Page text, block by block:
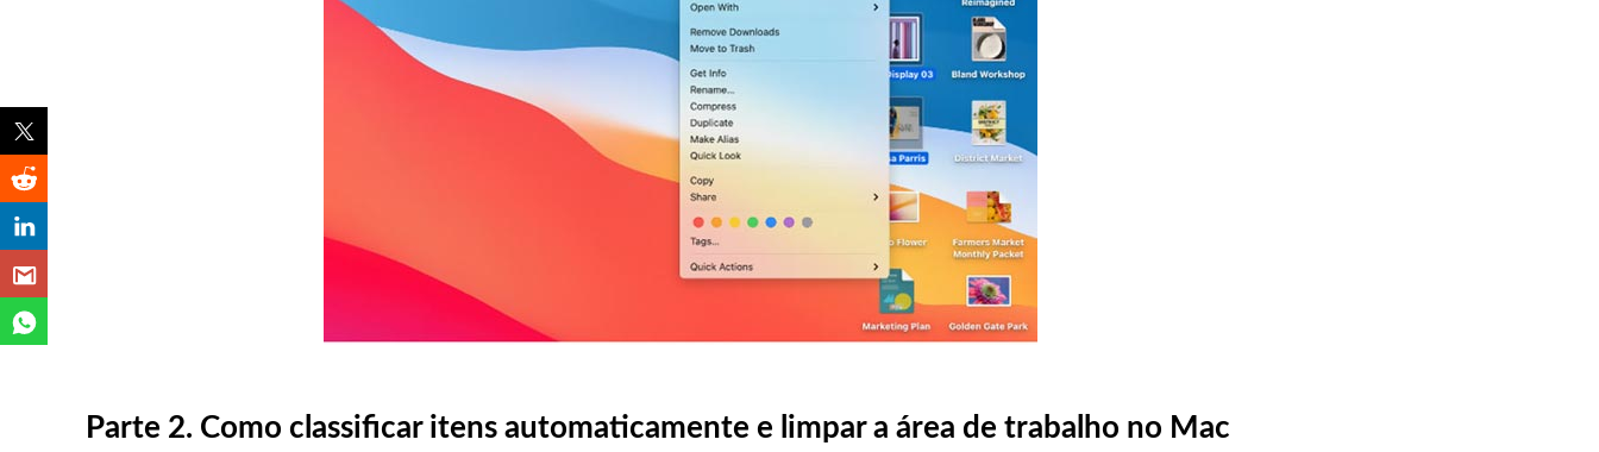
Parte 2. Como classificar itens automaticamente e limpar a área de trabalho no Mac